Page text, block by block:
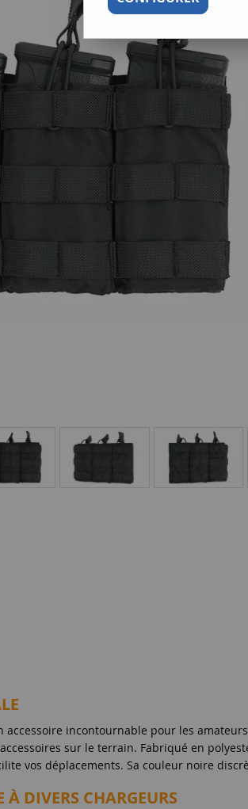
incontournable pour les
sur le terrain. Fabriqué en
vos déplacements. Sa couleur noire
DIVERS CHARGEURS